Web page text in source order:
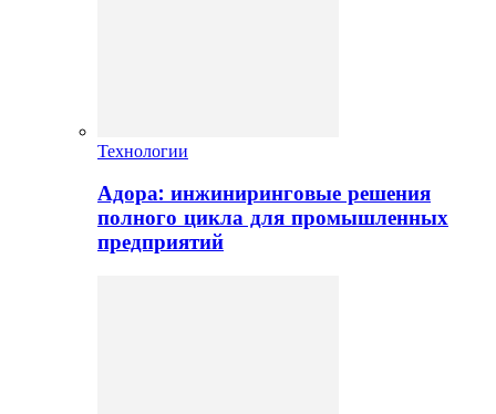
Технологии
Адора: инжиниринговые решения
полного цикла для промышленных
предприятий